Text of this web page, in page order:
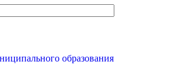
образования